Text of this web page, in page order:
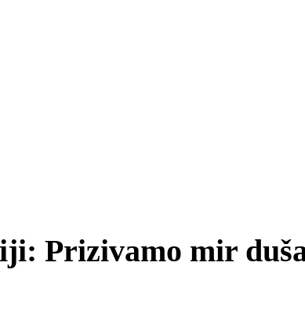
Prizivamo mir